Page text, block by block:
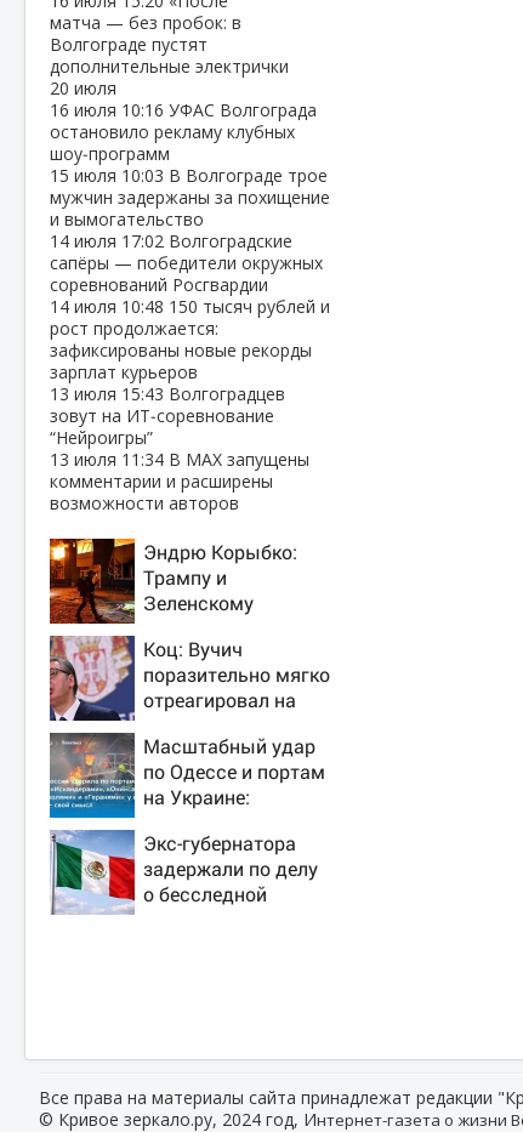
матча — без пробок: в
Волгограде пустят
дополнительные электрички
20 июля
16 июля 10:16 УФАС Волгограда
остановило рекламу клубных
шоу‑программ
15 июля 10:03 В Волгограде трое
мужчин задержаны за похищение
и вымогательство
14 июля 17:02 Волгоградские
сапёры — победители окружных
соревнований Росгвардии
14 июля 10:48 150 тысяч рублей и
рост продолжается:
зафиксированы новые рекорды
зарплат курьеров
13 июля 15:43 Волгоградцев
зовут на ИТ‑соревнование
“Нейроигры”
13 июля 11:34 В МАХ запущены
комментарии и расширены
возможности авторов
Эндрю Корыбко:
Трампу и
Зеленскому
вывести Путина из
себя – но хотелось
бы большего
Коц: Вучич
поразительно мягко
отреагировал на
русских
Масштабный удар
по Одессе и портам
на Украине:
подробности об
ударах России 9
августа 2026 года
Экс-губернатора
задержали по делу
о бесследной
Все права на материалы сайта принадлежат редакции
© Кривое зеркало.ру, 2024 год, Интернет-газета о жизни